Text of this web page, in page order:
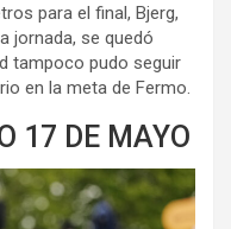
para el final, Bjerg,
jornada, se quedó
tampoco pudo seguir
en la meta de Fermo.
17 DE MAYO